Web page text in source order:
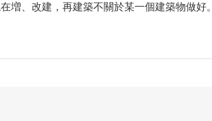
増、改建，再建築不關於某一個建築物做好。